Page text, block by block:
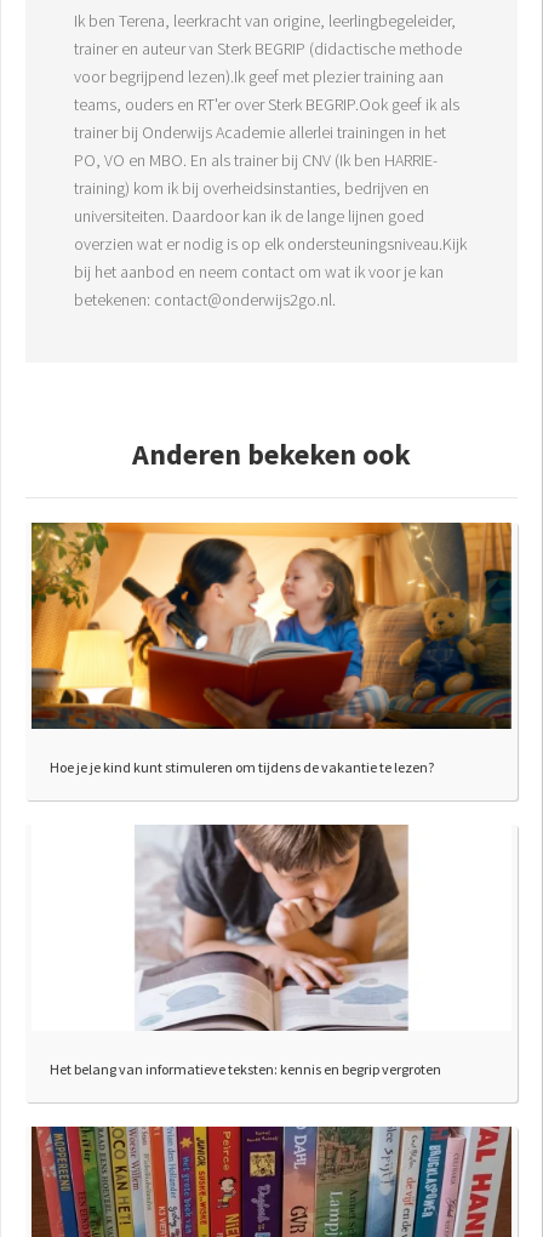
Ik ben Terena, leerkracht van origine, leerlingbegeleider,
trainer en auteur van Sterk BEGRIP (didactische methode
voor begrijpend lezen).Ik geef met plezier training aan
teams, ouders en RT'er over Sterk BEGRIP.Ook geef ik als
trainer bij Onderwijs Academie allerlei trainingen in het
PO, VO en MBO. En als trainer bij CNV (Ik ben HARRIE-
training) kom ik bij overheidsinstanties, bedrijven en
universiteiten. Daardoor kan ik de lange lijnen goed
overzien wat er nodig is op elk ondersteuningsniveau.Kijk
bij het aanbod en neem contact om wat ik voor je kan
betekenen: contact@onderwijs2go.nl.
Anderen bekeken ook
Hoe je je kind kunt stimuleren om tijdens de vakantie te lezen?
Het belang van informatieve teksten: kennis en begrip vergroten